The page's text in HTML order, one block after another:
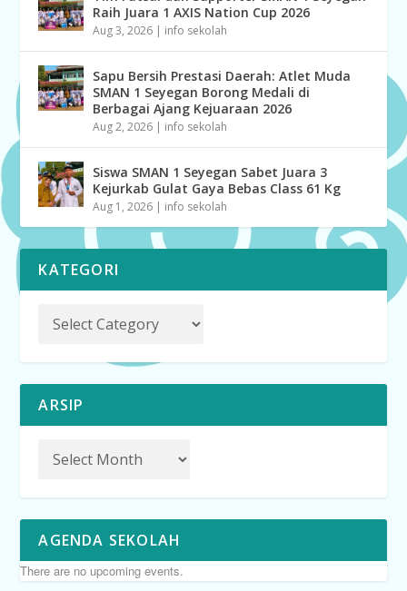
Raih Juara 1 AXIS Nation Cup 2026
Aug 3, 2026 | info sekolah
Sapu Bersih Prestasi Daerah: Atlet Muda
SMAN 1 Seyegan Borong Medali di
Berbagai Ajang Kejuaraan 2026
Aug 2, 2026 | info sekolah
Siswa SMAN 1 Seyegan Sabet Juara 3
Kejurkab Gulat Gaya Bebas Class 61 Kg
Aug 1, 2026 | info sekolah
KATEGORI
ARSIP
AGENDA SEKOLAH
There are no upcoming events.